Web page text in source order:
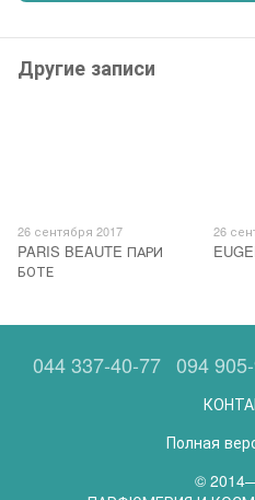
Другие записи
26 сентября 2017
PARIS BEAUTE ПАРИ
БОТЕ
26
044 337-40-77 094
Полная
©